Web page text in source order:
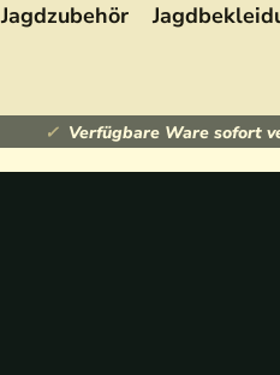
Jagdzubehör
Verfügbare Ware sofort